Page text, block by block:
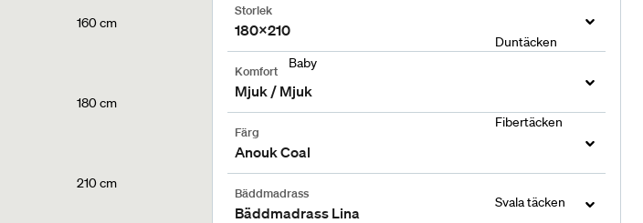
160 cm
180 cm
210 cm
Baby
Duntäcken
Fibertäcken
Svala täcken
Storlek
180x210
Komfort
Mjuk / Mjuk
Färg
Anouk Coal
Bäddmadrass
Bäddmadrass Lina